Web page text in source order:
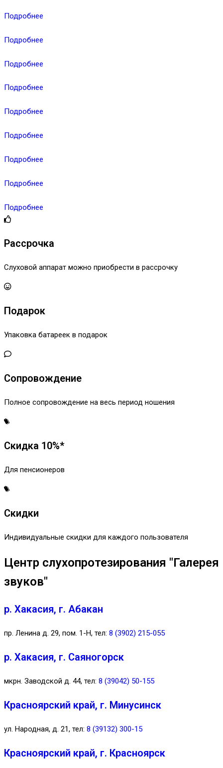
Подробнее
Подробнее
Подробнее
Подробнее
Подробнее
Подробнее
Подробнее
Подробнее
Подробнее
Рассрочка
Слуховой аппарат можно приобрести в рассрочку
Подарок
Упаковка батареек в подарок
Сопровождение
Полное сопровождение на весь период ношения
Скидка 10%*
Для пенсионеров
Скидки
Индивидуальные скидки для каждого пользователя
Центр слухопротезирования "Галерея
звуков"
р. Хакасия, г. Абакан
пр. Ленина д. 29, пом. 1-Н, тел: 8 (3902) 215-055
р. Хакасия, г. Саяногорск
мкрн. Заводской д. 44, тел: 8 (39042) 50-155
Красноярский край, г. Минусинск
ул. Народная, д. 21, тел: 8 (39132) 300-15
Красноярский край, г. Красноярск